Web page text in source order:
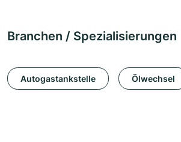
Branchen / Spezialisierungen
Autogastankstelle Ölwechsel